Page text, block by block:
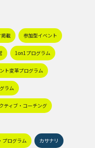
掲載 参加型イベント
1on1プログラム
ト変革プログラム
ラム
ティブ・コーチング
プログラム カサナリ